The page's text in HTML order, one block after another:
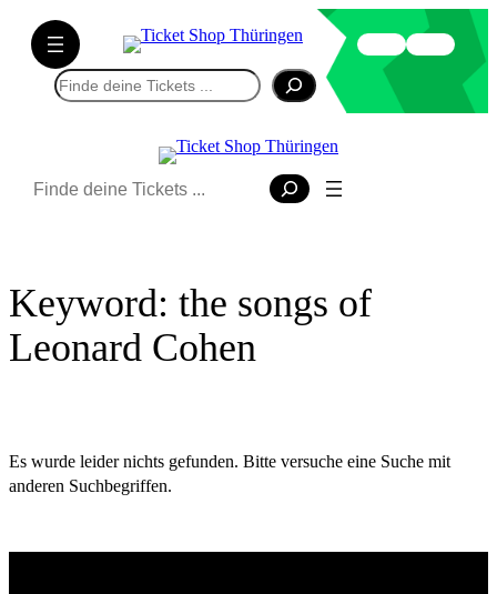
Direkt
zum
Inhalt
wechseln
Suchen
Suchen
Keyword: the songs of
Leonard Cohen
Es wurde leider nichts gefunden. Bitte versuche eine Suche mit
anderen Suchbegriffen.